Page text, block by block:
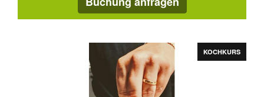
KOCHKURS
KOCHKURS
KOCHKURSVor